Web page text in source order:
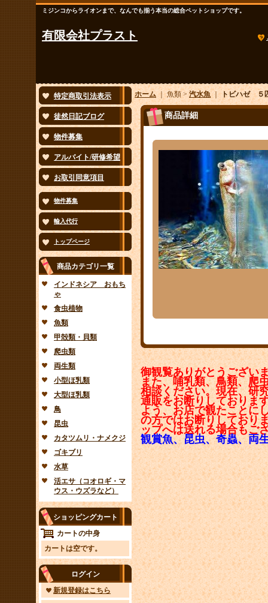
ミジンコからライオンまで、なんでも揃う本当の総合ペットショップです。
有限会社プラスト
特定商取引法表示
徒然日記ブログ
物件募集
アルバイト/研修希望
お取引同意項目
物件募集
輸入代行
トップページ
商品カテゴリ一覧
インドネシア おもち
ゃ
食虫植物
魚類
甲殻類・貝類
爬虫類
両生類
小型ほ乳類
大型ほ乳類
鳥
昆虫
カタツムリ・ナメクジ
ゴキブリ
水草
活エサ（コオロギ・マ
ウス・ウズラなど）
ショッピングカート
カートの中身
カートは空です。
ログイン
新規登録はこちら
ホーム｜ 魚類 >汽水魚｜トビハゼ ５
商品詳細
御観覧ありがとうござい
また、哺乳類、鳥類、爬
相談ください。現在、研
通販をお断りしておりま
よう、お店で観たことに
の方ではお断りしており
ップへは送れる場合もご
観賞魚、昆虫、奇蟲、両